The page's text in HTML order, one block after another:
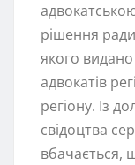
рішення ради
якого
адвокатів
регіону. Із
свідоцтва
вбачається,